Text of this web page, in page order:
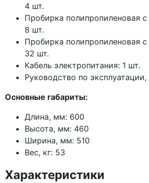
4 шт.
Пробирка полипропиленовая
8 шт.
Пробирка полипропиленовая
32 шт.
Кабель электропитания: 1 шт.
Руководство по эксплуатации,
Основные габариты:
Длина, мм: 600
Высота, мм: 460
Ширина, мм: 510
Вес, кг: 53
Характеристики